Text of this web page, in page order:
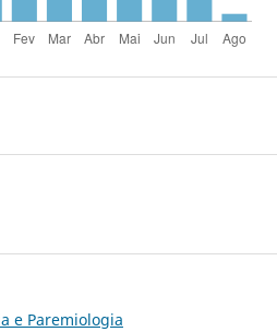
e Paremiologia